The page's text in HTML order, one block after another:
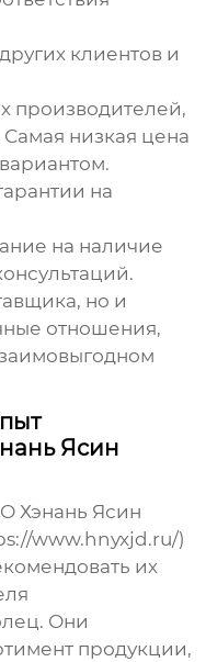
клиентов и
производителей,
Самая низкая цена
на
на наличие
но и
отношения,
Ясин
Хэнань Ясин
www.hnyxjd.ru/)
их
. Они
продукции,